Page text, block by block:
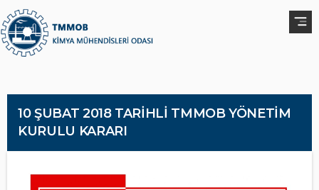
10 ŞUBAT 2018 TARİHLİ TMMOB YÖNETİM
KURULU KARARI